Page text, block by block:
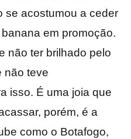
se acostumou a ceder
em promoção.
não ter brilhado pelo
não teve
isso. É uma joia que
porém, é a
como o Botafogo,